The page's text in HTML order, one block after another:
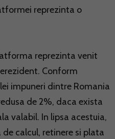
reprezinta o
reprezinta venit
Conform
impuneri dintre Romania
de 2%, daca exista
valabil. In lipsa acestuia,
calcul, retinere si plata